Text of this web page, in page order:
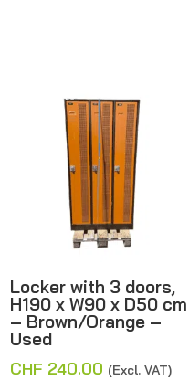
Locker with 3 doors,
H190 x W90 x D50 cm
– Brown/Orange –
Used
CHF 240.00 (Excl. VAT)